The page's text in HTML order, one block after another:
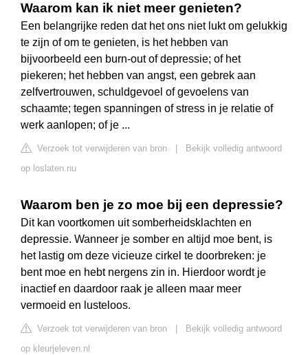
Waarom kan ik niet meer genieten?
Een belangrijke reden dat het ons niet lukt om gelukkig
te zijn of om te genieten, is het hebben van
bijvoorbeeld een burn-out of depressie; of het
piekeren; het hebben van angst, een gebrek aan
zelfvertrouwen, schuldgevoel of gevoelens van
schaamte; tegen spanningen of stress in je relatie of
werk aanlopen; of je ...
Verzoek tot verwijderen van bron
Bekijk volledig antwoord
op loslaten.nu
Waarom ben je zo moe bij een depressie?
Dit kan voortkomen uit somberheidsklachten en
depressie. Wanneer je somber en altijd moe bent, is
het lastig om deze vicieuze cirkel te doorbreken: je
bent moe en hebt nergens zin in. Hierdoor wordt je
inactief en daardoor raak je alleen maar meer
vermoeid en lusteloos.
Verzoek tot verwijderen van bron
Bekijk volledig antwoord
op kleurjeleven.nl